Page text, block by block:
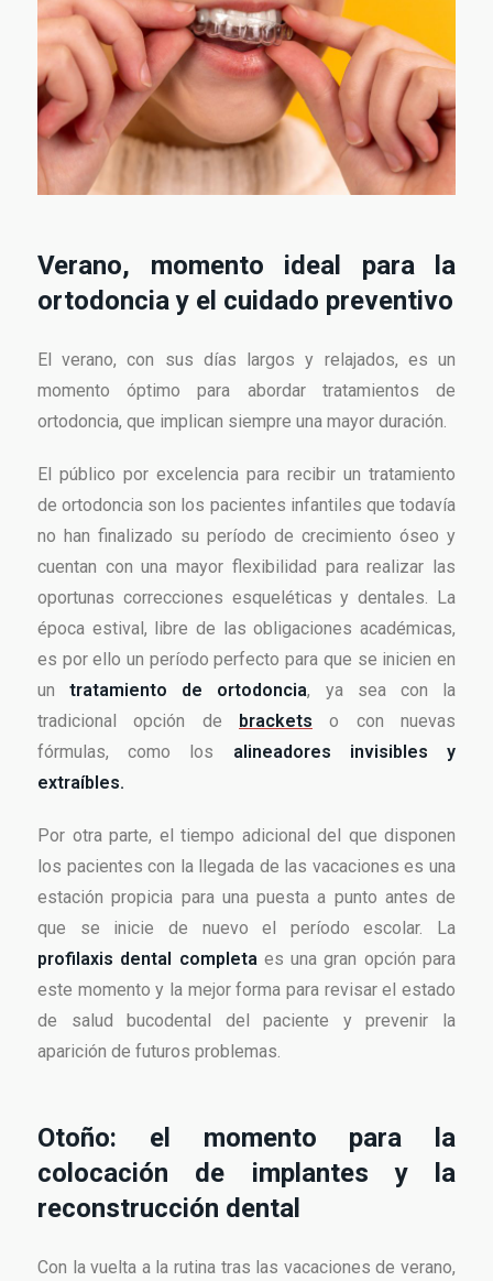
Verano, momento ideal para la
ortodoncia y el cuidado preventivo
El verano, con sus días largos y relajados, es un
momento óptimo para abordar tratamientos de
ortodoncia, que implican siempre una mayor duración.
El público por excelencia para recibir un tratamiento
de ortodoncia son los pacientes infantiles que todavía
no han finalizado su período de crecimiento óseo y
cuentan con una mayor flexibilidad para realizar las
oportunas correcciones esqueléticas y dentales. La
época estival, libre de las obligaciones académicas,
es por ello un período perfecto para que se inicien en
untratamiento de ortodoncia, ya sea con la
tradicional opción de brackets o con nuevas
fórmulas, como los alineadores invisibles y
extraíbles.
Por otra parte, el tiempo adicional del que disponen
los pacientes con la llegada de las vacaciones es una
estación propicia para una puesta a punto antes de
que se inicie de nuevo el período escolar. La
profilaxis dental completa es una gran opción para
este momento y la mejor forma para revisar el estado
de salud bucodental del paciente y prevenir la
aparición de futuros problemas.
Otoño: el momento para la
colocación de implantes y la
reconstrucción dental
Con la vuelta a la rutina tras las vacaciones de verano,